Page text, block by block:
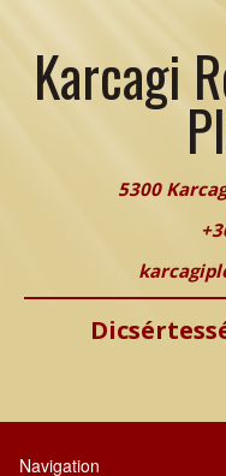
Karcagi
5300